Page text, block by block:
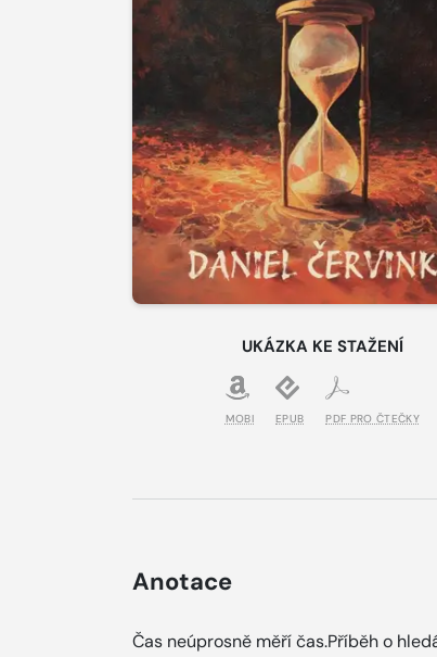
UKÁZKA KE STAŽENÍ
MOBI EPUB PDF PRO ČTEČKY
Anotace
Čas neúprosně měří čas.Příběh o